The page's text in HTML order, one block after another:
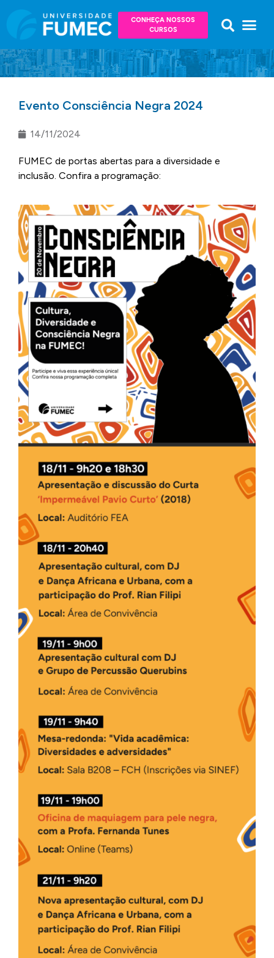
CONHEÇA NOSSOS
CURSOS
Evento Consciência Negra 2024
14/11/2024
FUMEC de portas abertas para a diversidade e
inclusão. Confira a programação: